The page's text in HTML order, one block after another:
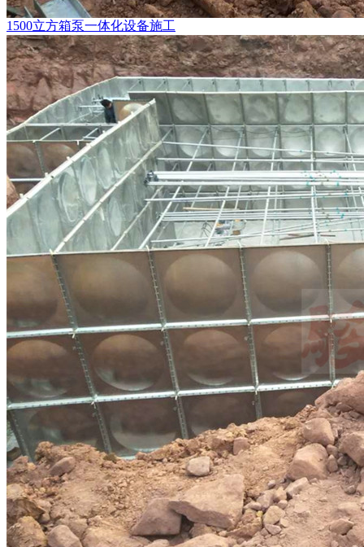
1500立方箱泵一体化设备施工